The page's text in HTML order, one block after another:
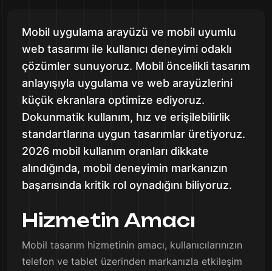
Mobil uygulama arayüzü ve mobil uyumlu
web tasarımı ile kullanıcı deneyimi odaklı
çözümler sunuyoruz. Mobil öncelikli tasarım
anlayışıyla uygulama ve web arayüzlerini
küçük ekranlara optimize ediyoruz.
Dokunmatik kullanım, hız ve erişilebilirlik
standartlarına uygun tasarımlar üretiyoruz.
2026 mobil kullanım oranları dikkate
alındığında, mobil deneyimin markanızın
başarısında kritik rol oynadığını biliyoruz.
Hizmetin Amacı
Mobil tasarım hizmetinin amacı, kullanıcılarınızın
telefon ve tablet üzerinden markanızla etkileşim